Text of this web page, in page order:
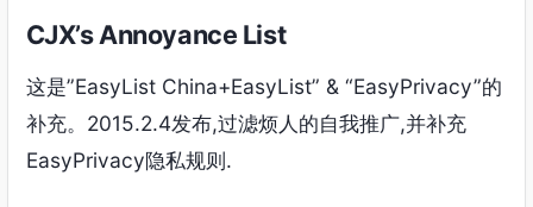
CJX’s Annoyance List
这是”EasyList China+EasyList” & “EasyPrivacy”的
补充。2015.2.4发布,过滤烦人的自我推广,并补充
EasyPrivacy隐私规则.